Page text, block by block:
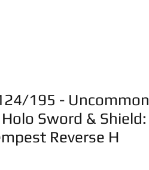
195 - Uncommon
Sword & Shield:
Reverse H